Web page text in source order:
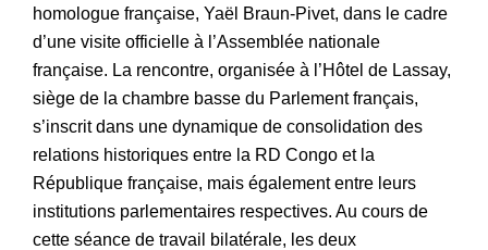
homologue française, Yaël Braun-Pivet, dans le cadre
d’une visite officielle à l’Assemblée nationale
française. La rencontre, organisée à l’Hôtel de Lassay,
siège de la chambre basse du Parlement français,
s’inscrit dans une dynamique de consolidation des
relations historiques entre la RD Congo et la
République française, mais également entre leurs
institutions parlementaires respectives. Au cours de
cette séance de travail bilatérale, les deux